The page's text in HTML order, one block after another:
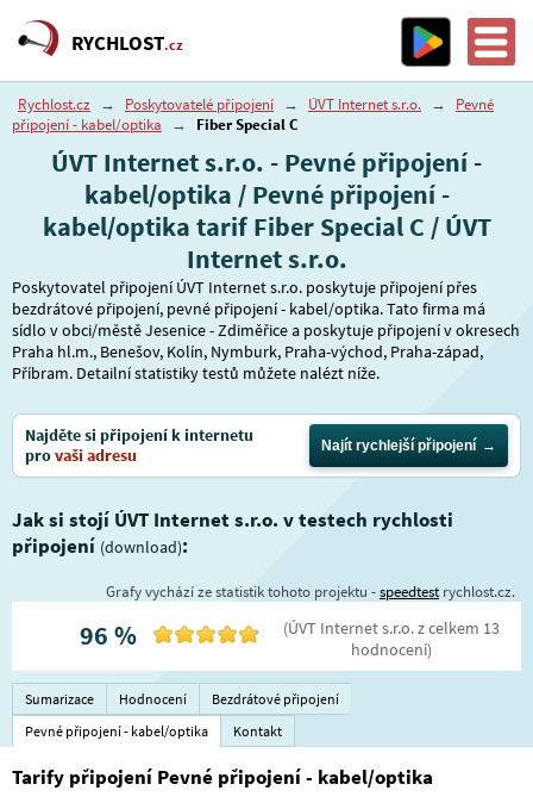
RYCHLOST.cz
Rychlost.cz → Poskytovatelé připojení → ÚVT Internet s.r.o. →
Pevné
připojení - kabel/optika
→ Fiber Special C
ÚVT Internet s.r.o. - Pevné připojení -
kabel/optika / Pevné připojení -
kabel/optika tarif Fiber Special C / ÚVT
Internet s.r.o.
Poskytovatel připojení ÚVT Internet s.r.o. poskytuje připojení přes
bezdrátové připojení, pevné připojení - kabel/optika. Tato firma má
sídlo v obci/městě Jesenice - Zdiměřice a poskytuje připojení v okresech
Praha hl.m., Benešov, Kolín, Nymburk, Praha-východ, Praha-západ,
Příbram. Detailní statistiky testů můžete nalézt níže.
Najděte si připojení k internetu
provaši adresu Najít rychlejší připojení
Jak si stojí ÚVT Internet s.r.o. v testech rychlosti
připojení (download):
Grafy vychází ze statistik tohoto projektu -speedtestrychlost.cz.
96 % (ÚVT Internet s.r.o.z celkem 13
hodnocení)
Sumarizace Hodnocení
Bezdrátové připojení
Pevné připojení - kabel/optika
Kontakt
Tarify připojení Pevné připojení - kabel/optika